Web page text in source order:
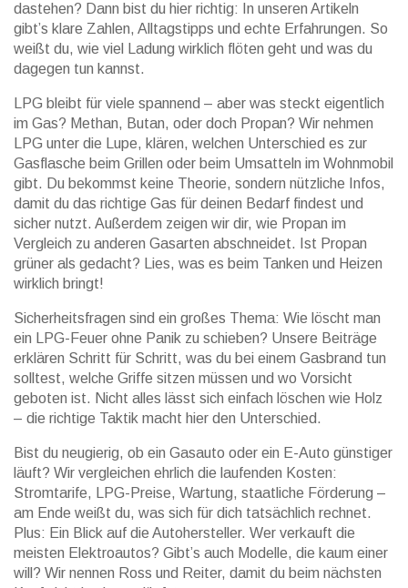
dastehen? Dann bist du hier richtig: In unseren Artikeln
gibt’s klare Zahlen, Alltagstipps und echte Erfahrungen. So
weißt du, wie viel Ladung wirklich flöten geht und was du
dagegen tun kannst.
LPG bleibt für viele spannend – aber was steckt eigentlich
im Gas? Methan, Butan, oder doch Propan? Wir nehmen
LPG unter die Lupe, klären, welchen Unterschied es zur
Gasflasche beim Grillen oder beim Umsatteln im Wohnmobil
gibt. Du bekommst keine Theorie, sondern nützliche Infos,
damit du das richtige Gas für deinen Bedarf findest und
sicher nutzt. Außerdem zeigen wir dir, wie Propan im
Vergleich zu anderen Gasarten abschneidet. Ist Propan
grüner als gedacht? Lies, was es beim Tanken und Heizen
wirklich bringt!
Sicherheitsfragen sind ein großes Thema: Wie löscht man
ein LPG-Feuer ohne Panik zu schieben? Unsere Beiträge
erklären Schritt für Schritt, was du bei einem Gasbrand tun
solltest, welche Griffe sitzen müssen und wo Vorsicht
geboten ist. Nicht alles lässt sich einfach löschen wie Holz
– die richtige Taktik macht hier den Unterschied.
Bist du neugierig, ob ein Gasauto oder ein E-Auto günstiger
läuft? Wir vergleichen ehrlich die laufenden Kosten:
Stromtarife, LPG-Preise, Wartung, staatliche Förderung –
am Ende weißt du, was sich für dich tatsächlich rechnet.
Plus: Ein Blick auf die Autohersteller. Wer verkauft die
meisten Elektroautos? Gibt’s auch Modelle, die kaum einer
will? Wir nennen Ross und Reiter, damit du beim nächsten